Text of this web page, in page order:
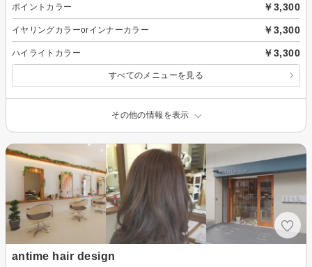
ポイントカラー ￥3,300
イヤリングカラーorインナーカラー ￥3,300
ハイライトカラー ￥3,300
すべてのメニューを見る
その他の情報を表示
antime hair design